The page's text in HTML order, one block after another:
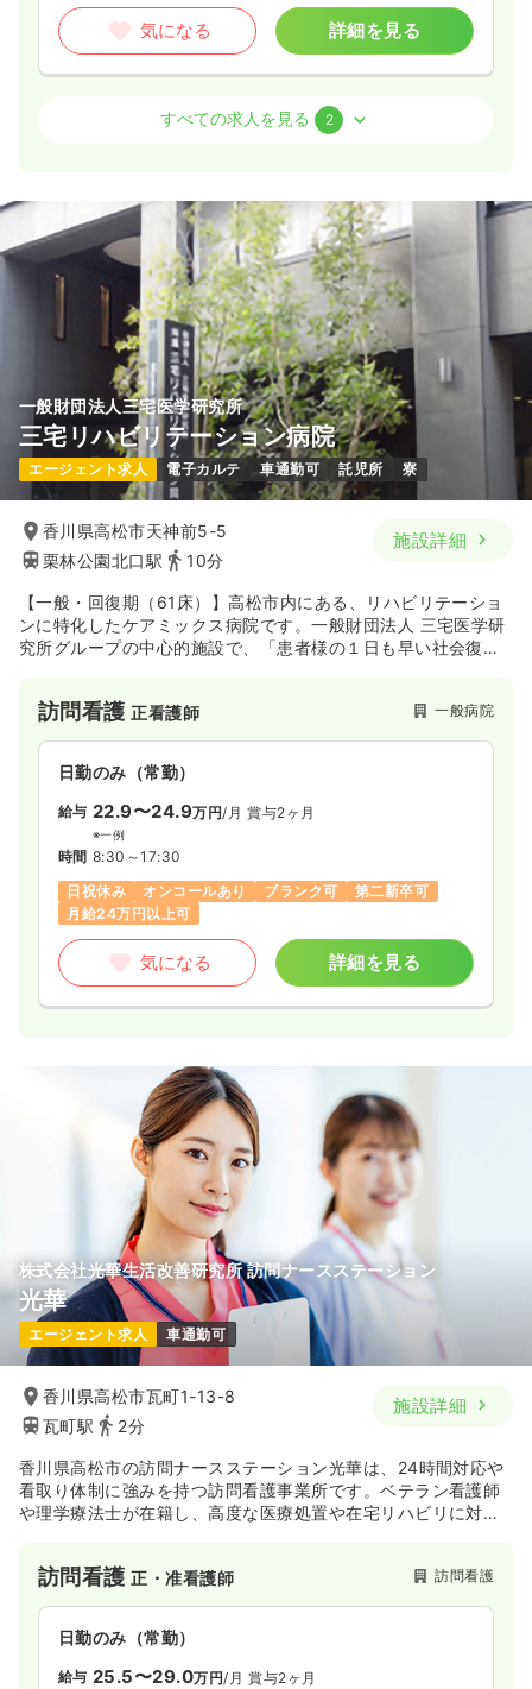
気になる 詳細を見る
正看護師 / 管理職
37.5万円 /月 賞与1.2ヶ月
時間
9:00～18:00
オンコールあり
第二新卒可 月給37万円以上可
気になる 詳細を見る
日勤のみ（パート） 一時募集休止
給与 お問い合わせください
時間 9:00～18:00
オンコールあり
第二新卒可
すべての求人を見る 2
一般財団法人三宅医学研究所
三宅リハビリテーション病院
エージェント求人 電子カルテ 車通勤可 託児所 寮
香川県高松市天神前5-5
栗林公園北口駅
10分
施設詳細
【一般・回復期（61床）】高松市内にある、リハビリテーショ
ンに特化したケアミックス病院です。一般財団法人 三宅医学研
究所グループの中心的施設で、「患者様の１日も早い社会復帰
す。」という理念の下、在宅復帰をする為のサービスの質を高
めています。
訪問看護正看護師 一般病院
日勤のみ（常勤）
給与 22.9〜24.9万円/月 賞与2ヶ月
※一例
時間 8:30～17:30
日祝休み
オンコールあり ブランク可
第二新卒可
月給24万円以上可
気になる 詳細を見る
株式会社光華生活改善研究所 訪問ナースステーション
光華
エージェント求人 車通勤可
香川県高松市瓦町1-13-8
瓦町駅
2分
施設詳細
香川県高松市の訪問ナースステーション光華は、24時間対応や
看取り体制に強みを持つ訪問看護事業所です。ベテラン看護師
や理学療法士が在籍し、高度な医療処置や在宅リハビリに対
訪問看護正・准看護師 訪問看護
日勤のみ（常勤）
給与 25.5〜29.0万円/月 賞与2ヶ月